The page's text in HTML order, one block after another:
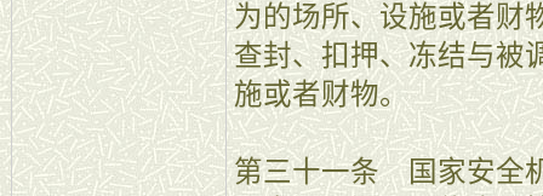
为的场所、设施或者财
查封、扣押、冻结与被
施或者财物。
第三十一条 国家安全